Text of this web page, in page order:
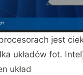
jest
układów fot.
układ